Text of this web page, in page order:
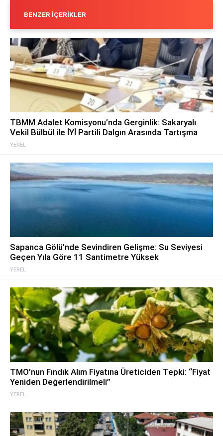
BENZER İÇERIKLER
YEREL
TBMM Adalet Komisyonu’nda Gerginlik: Sakaryalı
Vekil Bülbül ile İYİ Partili Dalgın Arasında Tartışma
YEREL
Sapanca Gölü’nde Sevindiren Gelişme: Su Seviyesi
Geçen Yıla Göre 11 Santimetre Yüksek
YEREL
TMO’nun Fındık Alım Fiyatına Üreticiden Tepki: “Fiyat
Yeniden Değerlendirilmeli”